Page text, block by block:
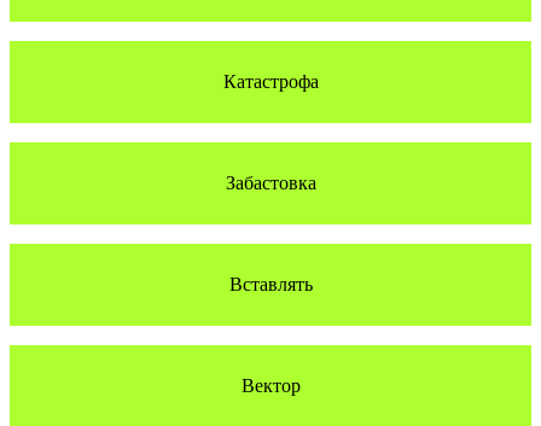
Катастрофа
Забастовка
Вставлять
Вектор